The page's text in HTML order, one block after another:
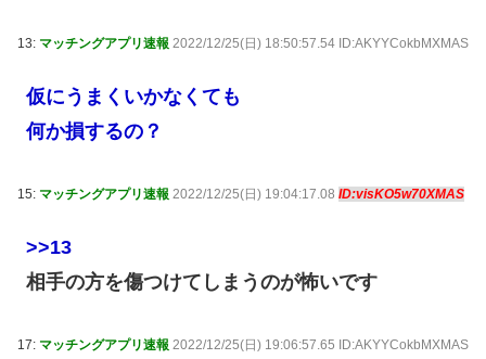
13: マッチングアプリ速報 2022/12/25(日) 18:50:57.54 ID:AKYYCokbMXMAS
仮にうまくいかなくても
何か損するの？
15: マッチングアプリ速報 2022/12/25(日) 19:04:17.08 ID:visKO5w70XMAS
>>13
相手の方を傷つけてしまうのが怖いです
17: マッチングアプリ速報 2022/12/25(日) 19:06:57.65 ID:AKYYCokbMXMAS